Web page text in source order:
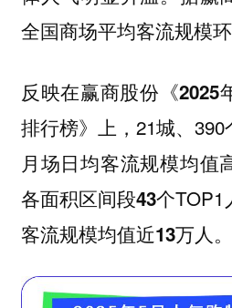
全国商场平均客流规模
反映在赢商股份 《
排行榜》
上，21城、
月场日均客流规模均值
各面积区间段43个TOP1
客流规模均值近13万人 。